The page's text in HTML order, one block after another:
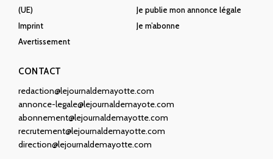
(UE)
Imprint
Avertissement
Je publie mon annonce légale
Je m’abonne
CONTACT
redaction@lejournaldemayotte.com
annonce-legale@lejournaldemayote.com
abonnement@lejournaldemayotte.com
recrutement@lejournaldemayotte.com
direction@lejournaldemayotte.com